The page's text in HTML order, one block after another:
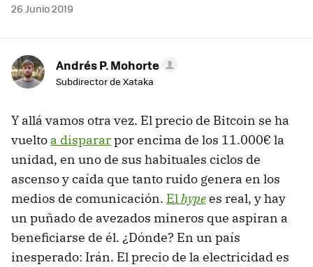
26 Junio 2019
Andrés P. Mohorte
Subdirector de Xataka
Y allá vamos otra vez. El precio de Bitcoin se ha
vuelto a dispararpor encima de los 11.000€ la
unidad, en uno de sus habituales ciclos de
ascenso y caída que tanto ruido genera en los
medios de comunicación. Elhypees real, y hay
un puñado de avezados mineros que aspiran a
beneficiarse de él. ¿Dónde? En un país
inesperado: Irán. El precio de la electricidad es